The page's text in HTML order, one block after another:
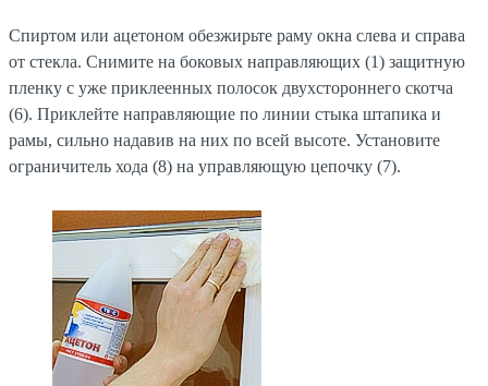
Спиртом или ацетоном обезжирьте раму окна слева и справа
от стекла. Снимите на боковых направляющих (1) защитную
пленку с уже приклеенных полосок двухстороннего скотча
(6). Приклейте направляющие по линии стыка штапика и
рамы, сильно надавив на них по всей высоте. Установите
ограничитель хода (8) на управляющую цепочку (7).